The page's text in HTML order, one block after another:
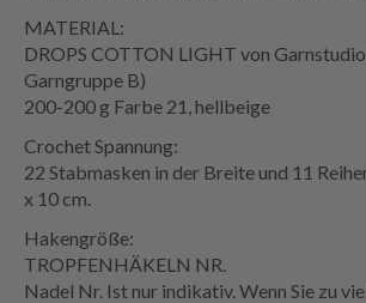
MATERIAL:
DROPS COTTON LIGHT von
Garngruppe B)
200-200 g Farbe 21, hellbeige
Crochet Spannung:
22 Stabmasken in der Breite und 11
x 10 cm.
Hakengröße:
TROPFENHÄKELN NR.
Nadel Nr. Ist nur indikativ. Wenn Sie zu